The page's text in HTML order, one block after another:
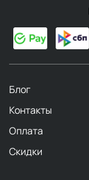
Блог
Контакты
Оплата
Скидки